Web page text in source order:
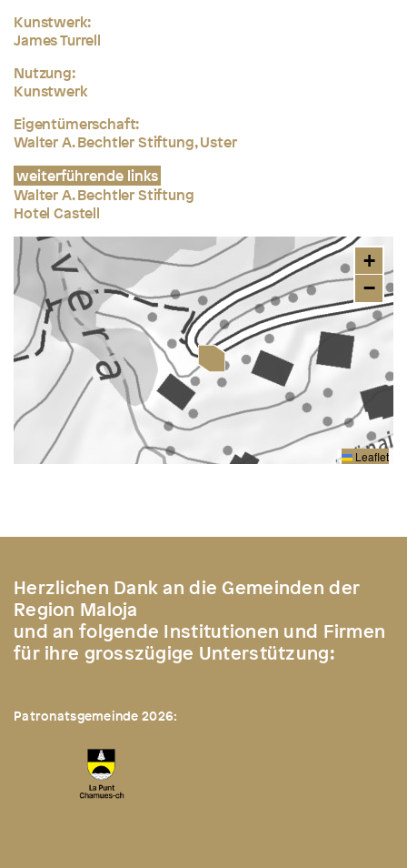
Kunstwerk:
James Turrell
Nutzung:
Kunstwerk
Eigentümerschaft:
Walter A. Bechtler Stiftung, Uster
weiterführende links
Walter A. Bechtler Stiftung
Hotel Castell
+
−
Leaflet
Herzlichen Dank an die Gemeinden der
Region Maloja
und an folgende Institutionen und Firmen
für ihre grosszügige Unterstützung:
Patronatsgemeinde 2026: